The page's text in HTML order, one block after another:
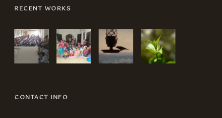
RECENT WORKS
CONTACT INFO